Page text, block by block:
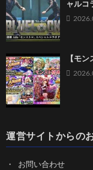
ャルコ
【モ
運営サイトからの
お問い合わせ